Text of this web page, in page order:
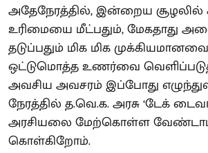
அதேநேரத்தில், இன்றைய சூழலில்
உரிமையை மீட்பதும், மேகதாது
தடுப்பதும் மிக மிக
ஒட்டுமொத்த உணர்வை
அவசிய அவசரம் இப்போது
நேரத்தில் த.வெ.க. அரசு ‘டேக்
அரசியலை மேற்கொள்ள வேண்டாம்
கொள்கிறோம்.